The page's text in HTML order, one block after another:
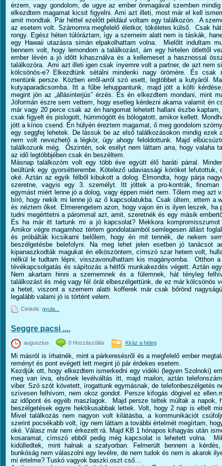
érzem, vagy gondolom, de ugye az ember önmagával szemben
elkezdtem magamat kicsit figyelni. Ami azt illeti, most már el kell
amit mondtak. Pár héttel ezelőtt például voltam egy találkozón. A
az esetem volt. Számomra megfelelő életkor, tökéletes külső. Csak
rongy. Egész héten túlóráztam, így a szemeim alatt nem is táskák,
egy Hawaii utazásra simán elpakolhattam volna. Mielőtt indultam
bennem volt, hogy lemondom a találkozást, ám egy hirtelen ötlettől
ember lévén a jó időtt kihasználva és a kellemeset a hasznossal
találkozóra. Ami azt illeti igen csak ínyemre volt a partner, de azt nem
kölcsönös-e? Elkezdtünk sétálni mindenki nagy örömére. És csak
mentünk persze. Közben erről-arról szó esett, legtöbbet a kutyáról.
kutyaparadicsomba. Itt a fűbe lehuppantunk, majd jött a költi
megint jön az „állásinterjús” érzés. És én elkezdtem mondani, mint
Jóformán észre sem vettem, hogy esetleg kérdezni akarna valamit én
már vagy 20 perce csak az én hangomat lehetett hallani észbe
csak figyelt és pislogott, hümmögött és bólogatott, amikor kellett.
jött a kínos csend. Én hülyén éreztem magamat, ő meg gondolom
egy seggfej lehetek. De lássuk be az első találkozásokon mindig ezek
nem volt nevezhető a légkör, úgy ahogy feloldottunk. Majd
találkozunk még. Őszintén, sok esélyt nem láttam arra, hogy valaha
az idő legtöbbjében csak én beszéltem.
Másnap találkozóm volt egy több éve együtt élő baráti párral.
beültünk egy gyorsétterembe. Kötelező udaviassági köröket
oké. Aztán az egyik félből kibukott a dolog. Elmondta, hogy párja
szeretne, vagyis egy 3. személyt. Itt jöttek a pro-kontrák, finoman
egymást miért lenne jó a dolog, vagy éppen miért nem. Tőlem meg azt
bíró, hogy nekik mi lenne jó az ő kapcsolatukba. Csak ültem, ettem a
és néztem őket. Elmerengetem azon, hogy vajon én is ilyen leszek, ha
tudni megérttetni a párommal azt, amit, szeretnék és egy másik
És ha már itt tartunk mi a jó kapcsolat? Mekkora
Amikor végre magamhoz tértem gondolataimból semlegesen állást
és próbálták kicsikarni belőlem, hogy én mit tennék, de nekem
beszélgetésbe belefolyni. Na meg lehet jelen esetben jó tanácsot
kipanaszkodták magukat én elköszöntem, címszó szar hetem volt,
nélkül le tudtam lépni, visszavonulhattam kis magányomba. Otthon
tévékapcsolgatás és sápítozás a hétfői munkakezdés végett. Aztán
Nem akartam hinni a szememnek és a fülemnek, hát tényleg
találkozást és még vagy fél órát elbeszélgettünk, de ez már kölcsönös
a hetet, viszont a szemem alatti kofferek már csak bőrönd
legalább valami jó is történt velem.
Cimkék: gyula...
Seggre pacsi ....
augusztus 0 Hozzászólás Kiráz a hideg
Mi másról is írhatnék, mint a párkeresésről és a megfelelő ember
reményt és pont evégett lett megint jó pár érdekes esetem.
Kezdjük ott, hogy elkezdtem ismerkedni egy vidéki (legyen Szolnoki)
meg van írva, elsőnek levélváltás itt, majd mailon, aztán
viber. Szó szót követett, írogattunk egymásnak, de telefonbeszélgetés
szívesen felhívom, nem okoz gondot. Persze kifogás dögivel ez
az időpont és egyéb maszlagok. Majd persze teltek múltak a napok,
beszélgetések egyre hektikusabbak lettek. Volt, hogy 2 nap is eltelt
Mivel találkozás nem nagyon volt kilátásba, a kommunikációt
szerint pocsékabb volt, így nem láttam a további értelmét megírtam,
oké. Válasz már nem érkezett rá. Majd KB 1 hónapos kihagyás után
kosaramat, címszó ebből pedig még kapcsolat is lehetett volna.
kidülledtek, mint halnak a szatyorban. Felmerült bennem a
bunkóság nem válaszolni egy levélre, de nem tudok és nem is akarok
mi értelme? Tuskó vagyok baszki.oszt cső…